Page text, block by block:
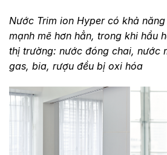
Nước Trim ion Hyper có khả
mạnh mẽ hơn hẳn, trong khi hầu
thị trường: nước đóng chai, nước
gas, bia, rượu đều bị oxi hóa